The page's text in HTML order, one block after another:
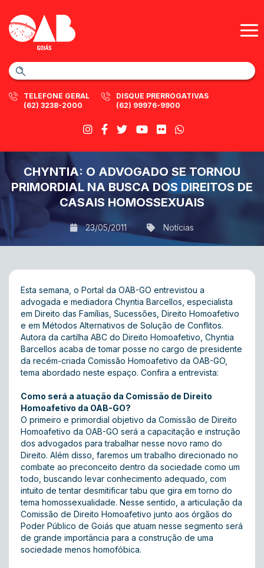
TELEFONE GERAL
(62) 3238-2000
DISQUE PRERROGATIVAS
(62) 99976-9900
CHYNTIA: O ADVOGADO SE TORNOU
PRIMORDIAL NA BUSCA DOS DIREITOS DE
CASAIS HOMOSSEXUAIS
23/05/2011 Notícias
Esta semana, o Portal da OAB-GO entrevistou a
advogada e mediadora Chyntia Barcellos, especialista
em Direito das Famílias, Sucessões, Direito Homoafetivo
e em Métodos Alternativos de Solução de Conflitos.
Autora da cartilha ABC do Direito Homoafetivo, Chyntia
Barcellos acaba de tomar posse no cargo de presidente
da recém-criada Comissão Homoafetivo da OAB-GO,
tema abordado neste espaço. Confira a entrevista:
Como será a atuação da Comissão de Direito
Homoafetivo da OAB-GO?
O primeiro e primordial objetivo da Comissão de Direito
Homoafetivo da OAB-GO será a capacitação e instrução
dos advogados para trabalhar nesse novo ramo do
Direito. Além disso, faremos um trabalho direcionado no
combate ao preconceito dentro da sociedade como um
todo, buscando levar conhecimento adequado, com
intuito de tentar desmitificar tabu que gira em torno do
tema homossexualidade. Nesse sentido, a articulação da
Comissão de Direito Homoafetivo junto aos órgãos do
Poder Público de Goiás que atuam nesse segmento será
de grande importância para a construção de uma
sociedade menos homofóbica.